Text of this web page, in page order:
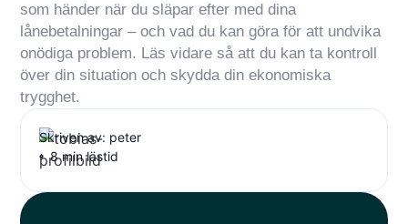
som händer när du släpar efter med dina
lånebetalningar – och vad du kan göra för att undvika
onödiga problem. Läs vidare så att du kan ta kontroll
över din situation och skydda din ekonomiska
trygghet.
Skriven av: peter
8 min lästid